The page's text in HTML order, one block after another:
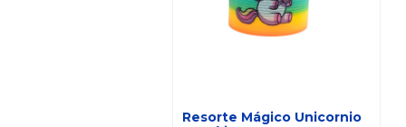
Resorte Mágico Unicornio